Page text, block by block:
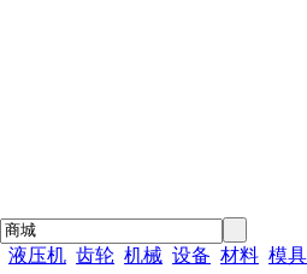
液压机 齿轮 机械 设备 材料 模具